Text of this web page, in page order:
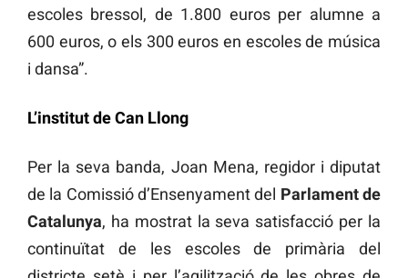
escoles bressol, de 1.800 euros per alumne a
600 euros, o els 300 euros en escoles de música
i dansa”.
L’institut de Can Llong
Per la seva banda, Joan Mena, regidor i diputat
de la Comissió d’Ensenyament del Parlament de
Catalunya, ha mostrat la seva satisfacció per la
continuïtat de les escoles de primària del